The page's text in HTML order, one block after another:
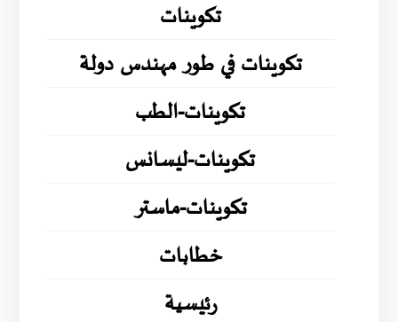
تكوينات
تكوينات في طور مهندس دولة
تكوينات-الطب
تكوينات-ليسانس
تكوينات-ماستر
خطابات
رئيسية